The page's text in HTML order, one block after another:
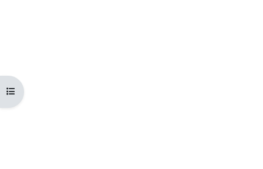
Abrir índice del curso